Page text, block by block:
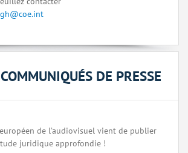
DE PRESSE
européen de l’audiovisuel vient de publier
juridique approfondie !